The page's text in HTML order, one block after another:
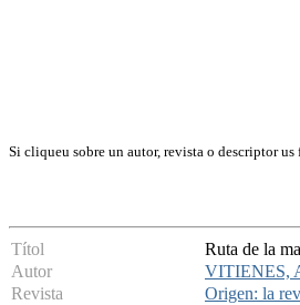
Si cliqueu sobre un autor, revista o descriptor us
Títol
Ruta de la
Autor
VITIENES,
Revista
Origen: la